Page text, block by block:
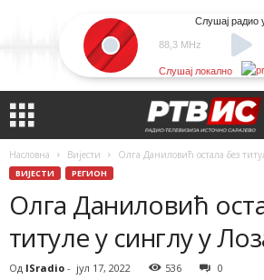
88,3 MHz
Слушај радио
Слушај локално
Насловна Вијести Олга Даниловић остала без
ВИЈЕСТИ РЕГИОН
Олга Даниловић
титуле у синглу у
Од ISradio - јул 17, 2022 536 0